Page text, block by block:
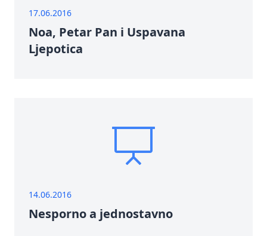
17.06.2016
Noa, Petar Pan i Uspavana
Ljepotica
14.06.2016
Nesporno a jednostavno